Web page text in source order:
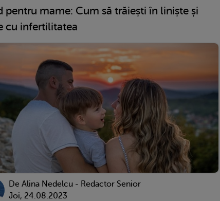
pentru mame: Cum să trăiești în liniște și
cu infertilitatea
De Alina Nedelcu - Redactor Senior
Joi, 24.08.2023